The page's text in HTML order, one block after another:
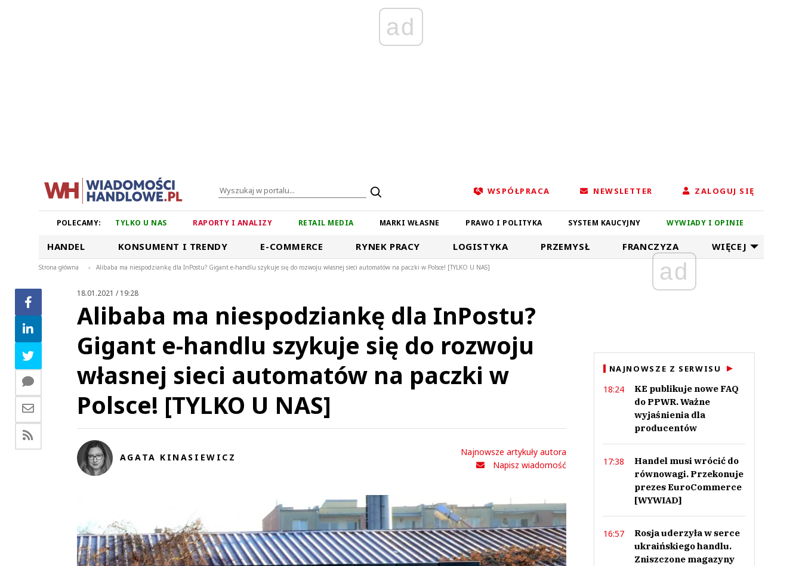
ad
WSPÓŁPRACA NEWSLETTER ZALOGUJ SIĘ
POLECAMY: TYLKO U NAS RAPORTY I ANALIZY RETAIL MEDIA MARKI WŁASNE PRAWO I POLITYKA SYSTEM KAUCYJNY WYWIADY I OPINIE
HANDEL KONSUMENT I TRENDY E-COMMERCE RYNEK PRACY LOGISTYKA PRZEMYSŁ FRANCZYZA WIĘCEJ
Strona główna > Alibaba ma niespodziankę dla InPostu? Gigant e-handlu szykuje się do rozwoju własnej sieci automatów na paczki w Polsce! [TYLKO U NAS]
18.01.2021 / 19:28
Alibaba ma niespodziankę dla InPostu?
Gigant e-handlu szykuje się do rozwoju
własnej sieci automatów na paczki w
Polsce! [TYLKO U NAS]
AGATA KINASIEWICZ
Najnowsze artykuły autora
Napisz wiadomość
ad
NAJNOWSZE Z SERWISU
18:24
KE publikuje nowe FAQ
do PPWR. Ważne
wyjaśnienia dla
producentów
17:38
Handel musi wrócić do
równowagi. Przekonuje
prezes EuroCommerce
[WYWIAD]
16:57
Rosja uderzyła w serce
ukraińskiego handlu.
Zniszczone magazyny